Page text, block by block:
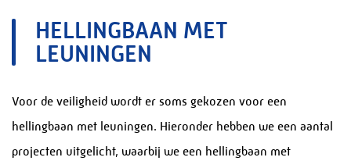
Pressure Equipment
Projects and Turnarounds
Structural Steel Fabrication
HELLINGBAAN MET
LEUNINGEN
Voor de veiligheid wordt er soms gekozen voor een
hellingbaan met leuningen. Hieronder hebben we een aantal
projecten uitgelicht, waarbij we een hellingbaan met